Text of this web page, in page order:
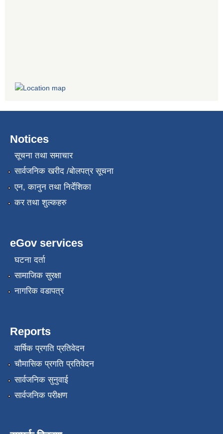
Notices
सूचना तथा समाचार
सार्वजनिक खरीद /बोलपत्र सूचना
एन, कानुन तथा निर्देशिका
कर तथा शुल्कहरु
eGov services
घटना दर्ता
सामाजिक सुरक्षा
नागरिक वडापत्र
Reports
वार्षिक प्रगति प्रतिवेदन
चौमासिक प्रगति प्रतिवेदन
सार्वजनिक सुनुवाई
सार्वजनिक परीक्षण